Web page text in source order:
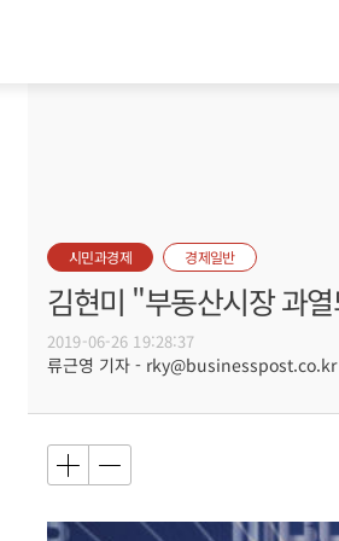
시민과경제 경제일반
김현미 "부동산시장 과
2019-06-26 19:28:37
류근영 기자 - rky@businesspost.co.kr